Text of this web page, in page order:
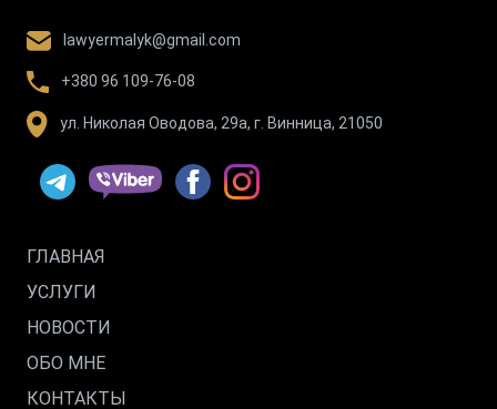
lawyermalyk@gmail.com
+380 96 109-76-08
ул. Николая Оводова, 29а, г. Винница, 21050
ГЛАВНАЯ
УСЛУГИ
НОВОСТИ
ОБО МНЕ
КОНТАКТЫ